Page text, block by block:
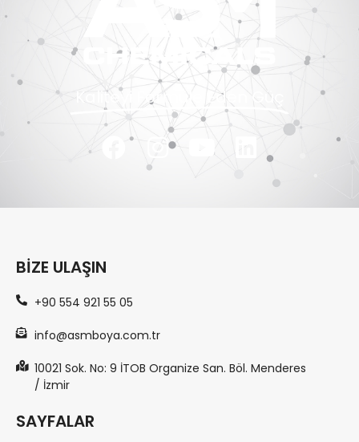
Kaliteyi Formüle Eden Güç
BIZE ULAŞIN
+90 554 921 55 05
info@asmboya.com.tr
10021 Sok. No: 9 İTOB Organize San. Böl. Menderes
/ İzmir
SAYFALAR